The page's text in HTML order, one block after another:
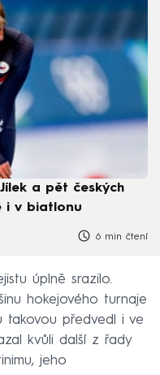
a pět českých
i v biatlonu
6 min čtení
úplně srazilo.
hokejového turnaje
takovou předvedl i ve
kvůli další z řady
jeho